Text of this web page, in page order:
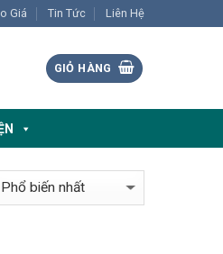
Giá Tin Tức Liên Hệ
GIỎ HÀNG